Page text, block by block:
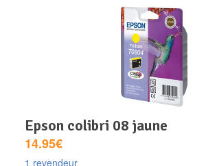
epson colibri 08 jaune
14.95€
1 revendeur